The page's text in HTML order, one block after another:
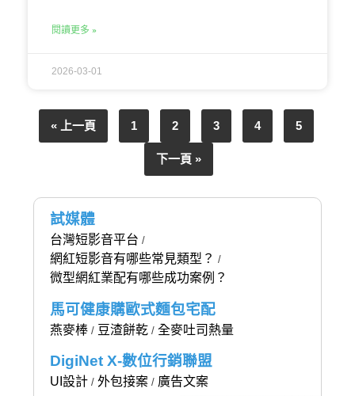
閱讀更多 »
2026-03-01
« 上一頁 1 2 3 4 5
下一頁 »
試媒體
台灣短影音平台 /
網紅短影音有哪些常見類型？ /
微型網紅業配有哪些成功案例？
馬可健康購歐式麵包宅配
燕麥棒/ 豆渣餅乾/ 全麥吐司熱量
DigiNet X-數位行銷聯盟
UI設計/ 外包接案/ 廣告文案